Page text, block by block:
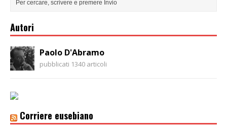
Autori
Paolo D'Abramo
pubblicati 1340 articoli
Corriere eusebiano